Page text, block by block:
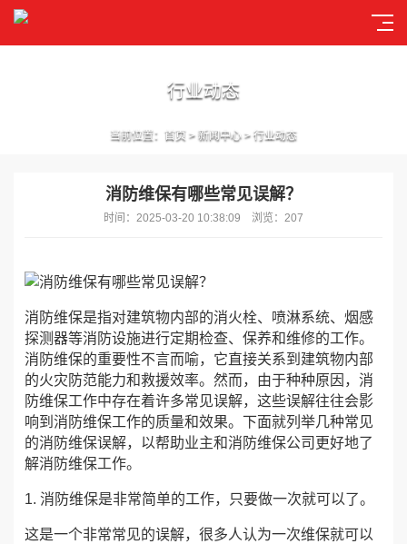
行业动态
当前位置： 首页 > 新闻中心 > 行业动态
消防维保有哪些常见误解？
时间：2025-03-20 10:38:09 浏览：207
消防维保是指对建筑物内部的消火栓、喷淋系统、烟感
探测器等消防设施进行定期检查、保养和维修的工作。
消防维保的重要性不言而喻，它直接关系到建筑物内部
的火灾防范能力和救援效率。然而，由于种种原因，消
防维保工作中存在着许多常见误解，这些误解往往会影
响到消防维保工作的质量和效果。下面就列举几种常见
的消防维保误解，以帮助业主和消防维保公司更好地了
解消防维保工作。
1. 消防维保是非常简单的工作，只要做一次就可以了。
这是一个非常常见的误解，很多人认为一次维保就可以